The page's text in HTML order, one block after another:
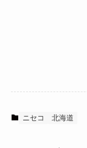
ニセコ 北海道